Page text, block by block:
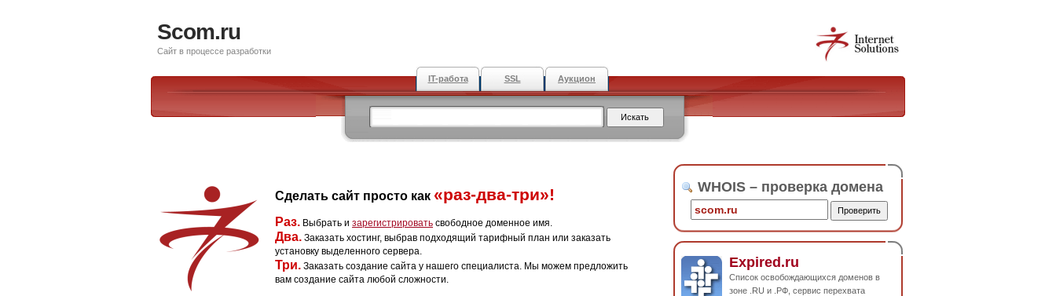
Scom.ru
Сайт в процессе разработки
IT-работа SSL Аукцион
Сделать сайт просто как «раз-два-три»!
Раз. Выбрать и зарегистрировать свободное доменное имя.
Два. Заказать хостинг, выбрав подходящий тарифный план или заказать
установку выделенного сервера.
Три. Заказать создание сайта у нашего специалиста. Мы можем предложить
вам создание сайта любой сложности.
WHOIS – проверка домена
Expired.ru
Список освобождающихся доменов в
зоне .RU и .РФ, сервис перехвата